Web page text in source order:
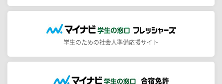
学生のための社会人準備応援サイト